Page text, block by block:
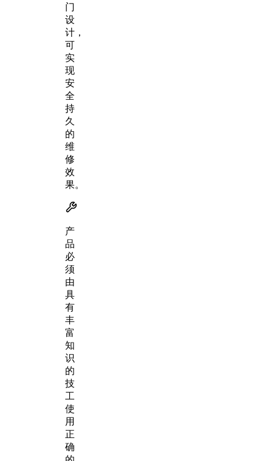
门
设
计，
可
实
现
安
全
持
久
的
维
修
效
果。
产
品
必
须
由
具
有
丰
富
知
识
的
技
工
使
用
正
确